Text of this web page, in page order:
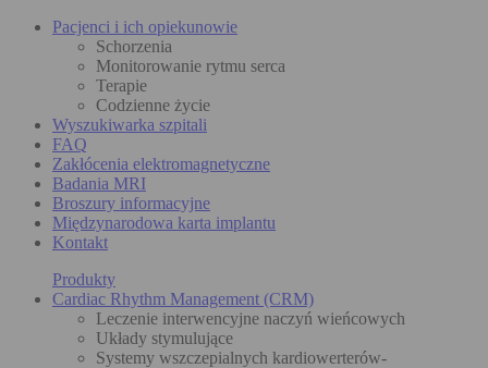
Pacjenci i ich opiekunowie
Schorzenia
Monitorowanie rytmu serca
Terapie
Codzienne życie
Wyszukiwarka szpitali
FAQ
Zakłócenia elektromagnetyczne
Badania MRI
Broszury informacyjne
Międzynarodowa karta implantu
Kontakt
Produkty
Cardiac Rhythm Management (CRM)
Leczenie interwencyjne naczyń wieńcowych
Układy stymulujące
Systemy wszczepialnych kardiowerterów-